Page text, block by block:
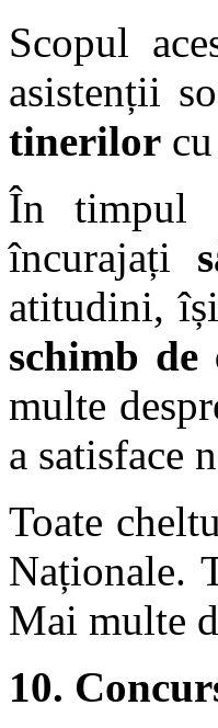
Scopul
asistenții
tinerilor
În timpul
încurajați
atitudini,
schimb de
multe
a satisface
Toate
Naționale.
Mai multe
10.